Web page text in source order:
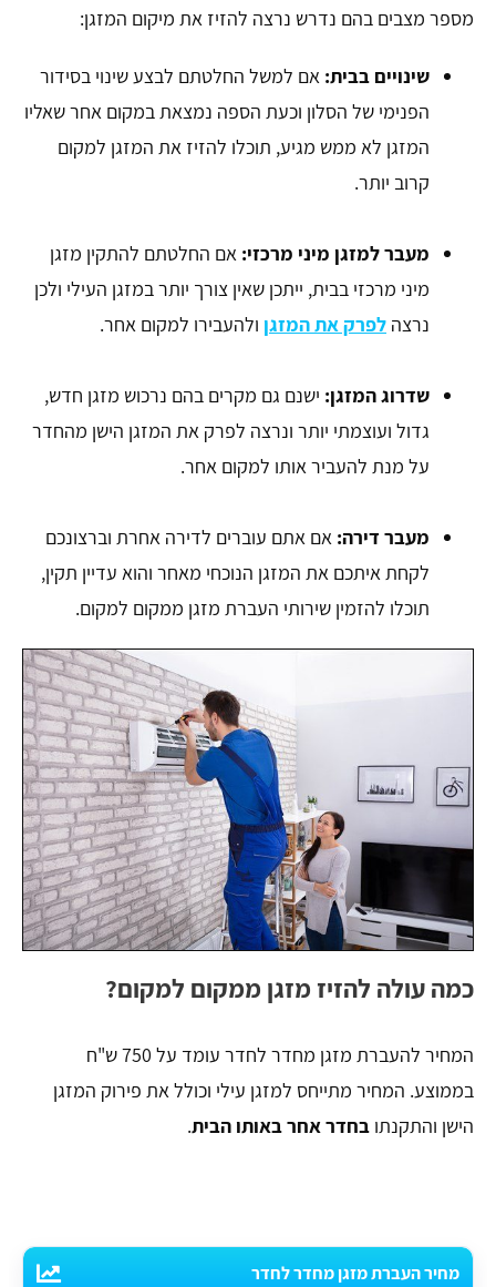
מספר מצבים בהם נדרש נרצה להזיז את מיקום המזגן:
שינויים בבית: אם למשל החלטתם לבצע שינוי בסידור
הפנימי של הסלון וכעת הספה נמצאת במקום אחר שאליו
המזגן לא ממש מגיע, תוכלו להזיז את המזגן למקום
קרוב יותר.
מעבר למזגן מיני מרכזי: אם החלטתם להתקין מזגן
מיני מרכזי בבית, ייתכן שאין צורך יותר במזגן העילי ולכן
נרצה לפרק את המזגן ולהעבירו למקום אחר.
שדרוג המזגן: ישנם גם מקרים בהם נרכוש מזגן חדש,
גדול ועוצמתי יותר ונרצה לפרק את המזגן הישן מהחדר
על מנת להעביר אותו למקום אחר.
מעבר דירה: אם אתם עוברים לדירה אחרת וברצונכם
לקחת איתכם את המזגן הנוכחי מאחר והוא עדיין תקין,
תוכלו להזמין שירותי העברת מזגן ממקום למקום.
כמה עולה להזיז מזגן ממקום למקום?
המחיר להעברת מזגן מחדר לחדר עומד על 750 ש"ח
בממוצע. המחיר מתייחס למזגן עילי וכולל את פירוק המזגן
הישן והתקנתו בחדר אחר באותו הבית.
מחיר העברת מזגן מחדר לחדר